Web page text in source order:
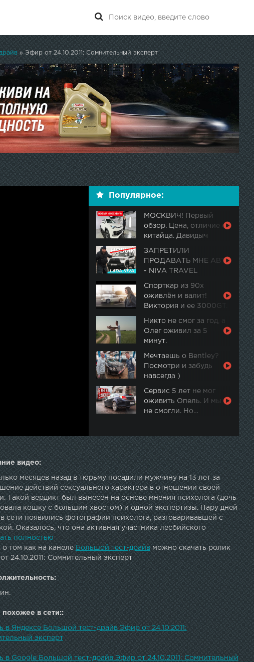
» Эфир от 24.10.2011: Сомнительный эксперт
Популярное:
МОСКВИЧ! Первый
обзор. Цена, отличие от
китайца. Давидыч
ЗАПРЕТИЛИ
ПРОДАВАТЬ МНЕ АВТО
- NIVA TRAVEL
Спорткар из 90х
оживлён и валит!
Виктория и ее 3000GT.
Никто не смог за год, а
Олег оживил за 5
минут.
Мечтаешь о Bentley?
Посмотри и забудь
навсегда )
Сервис 5 лет не мог
оживить Опель. И мы
не смогли. Но…
видео:
месяцев назад в тюрьму посадили мужчину на 13 лет за
действий сексуального характера в отношении своей
Такой вердикт был вынесен на основе мнения психолога (дочь
кошку с большим хвостом) и одной экспертизы. Пару дней
в сети появились фотографии психолога, разговаривавшей с
Оказалось, что она активная участника лесбийского
и яркая сторонница садо-мазо. Вопрос слушателям: «Может
с сомнительными увлечениями, решать судьбу человека?»
полностью
о том как на канелеБольшой тест-драйвможно скачать ролик
24.10.2011: Сомнительный эксперт
похожее в сети::
в Яндексе Большой тест-драйв Эфир от 24.10.2011:
эксперт
в Google Большой тест-драйв Эфир от 24.10.2011: Сомнительный